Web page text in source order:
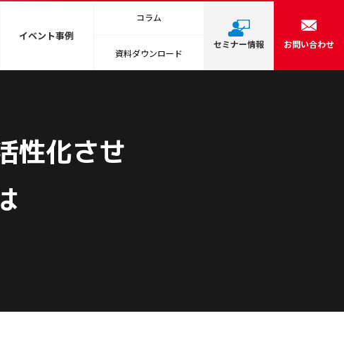
イベント事例
コラム
資料ダウンロード
セミナー情報 お問い合わせ
性化させ